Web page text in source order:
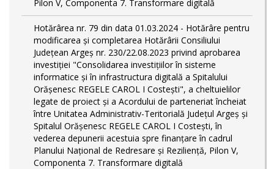
Pilon V, Componenta 7. Transformare digitală
Hotărârea nr. 79 din data 01.03.2024 - Hotărâre pentru
modificarea și completarea Hotărârii Consiliului
Județean Argeș nr. 230/22.08.2023 privind aprobarea
investiției "Consolidarea investițiilor în sisteme
informatice și în infrastructura digitală a Spitalului
Orășenesc REGELE CAROL I Costești", a cheltuielilor
legate de proiect și a Acordului de parteneriat încheiat
între Unitatea Administrativ-Teritorială Județul Argeș și
Spitalul Orășenesc REGELE CAROL I Costești, în
vederea depunerii acestuia spre finanțare în cadrul
Planului Național de Redresare și Reziliență, Pilon V,
Componenta 7. Transformare digitală